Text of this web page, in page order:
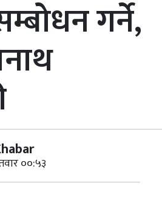
गर्ने,
००:५३